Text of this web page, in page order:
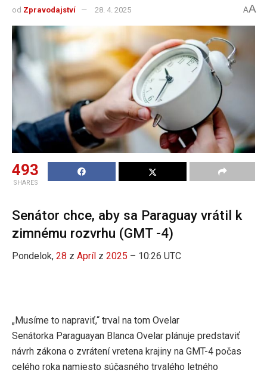
od Zpravodajství 28. 4. 2025 AA
493
SHARES
Senátor chce, aby sa Paraguay vrátil k
zimnému rozvrhu (GMT -4)
Pondelok, 28 z Apríl z 2025 – 10:26 UTC
„Musíme to napraviť,“ trval na tom Ovelar
Senátorka Paraguayan Blanca Ovelar plánuje predstaviť
návrh zákona o zvrátení vretena krajiny na GMT-4 počas
celého roka namiesto súčasného trvalého letného